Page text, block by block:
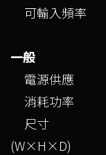
可輸入頻率
一般
電源供應
消耗功率
尺寸
(W×H×D)